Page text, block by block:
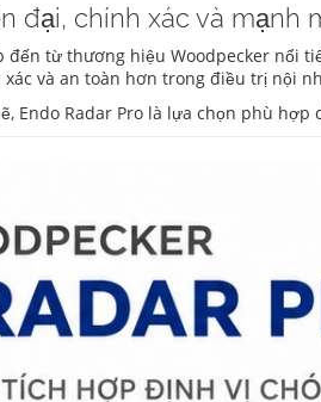
đại, chính xác và mạnh
từ thương hiệu Woodpecker nổi
và an toàn hơn trong điều trị nội
Radar Pro là lựa chọn phù